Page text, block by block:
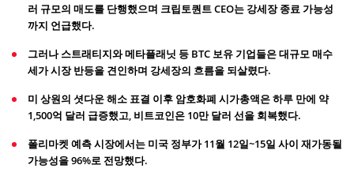
러 규모의 매도를 단행했으며 크립토퀀트 CEO는 강세장 종료 가능성
까지 언급했다.
그러나 스트래티지와 메타플래닛 등 BTC 보유 기업들은 대규모 매수
세가 시장 반등을 견인하며 강세장의 흐름을 되살렸다.
미 상원의 셧다운 해소 표결 이후 암호화폐 시가총액은 하루 만에 약
1,500억 달러 급증했고, 비트코인은 10만 달러 선을 회복했다.
폴리마켓 예측 시장에서는 미국 정부가 11월 12일~15일 사이 재가동될
가능성을 96%로 전망했다.